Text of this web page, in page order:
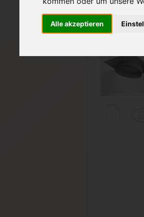
Alle akzeptieren